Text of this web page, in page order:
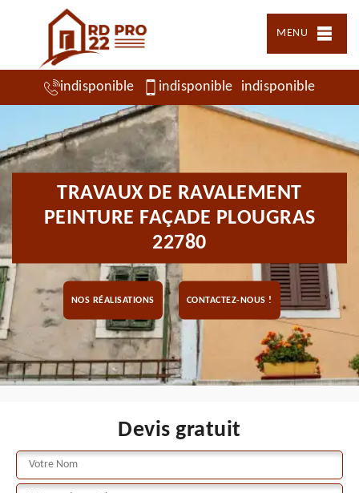
MENU
indisponible indisponible indisponible
TRAVAUX DE RAVALEMENT
PEINTURE FAÇADE PLOUGRAS
22780
NOS RÉALISATIONS CONTACTEZ-NOUS !
Devis gratuit